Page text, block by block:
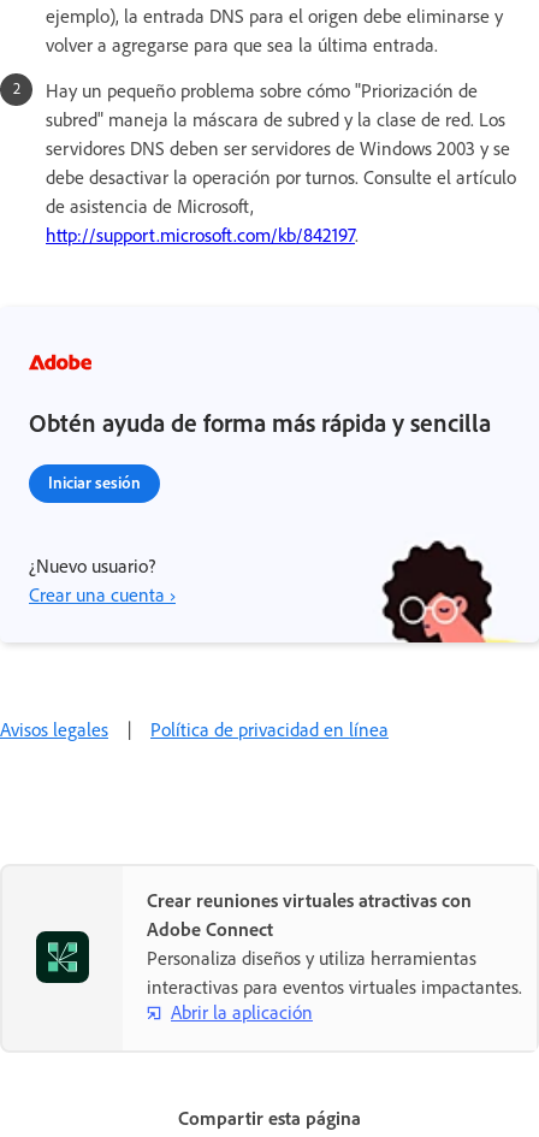
ejemplo), la entrada DNS para el origen debe eliminarse y
volver a agregarse para que sea la última entrada.
Hay un pequeño problema sobre cómo "Priorización de
subred" maneja la máscara de subred y la clase de red. Los
servidores DNS deben ser servidores de Windows 2003 y se
debe desactivar la operación por turnos. Consulte el artículo
de asistencia de Microsoft,
http://support.microsoft.com/kb/842197.
Obtén ayuda de forma más rápida y sencilla
Iniciar sesión
¿Nuevo usuario?
Crear una cuenta ›
Avisos legales | Política de privacidad en línea
Crear reuniones virtuales atractivas con
Adobe Connect
Personaliza diseños y utiliza herramientas
interactivas para eventos virtuales impactantes.
Abrir la aplicación
Compartir esta página